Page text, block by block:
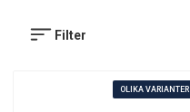
Filter
OLIKA VARIANTER